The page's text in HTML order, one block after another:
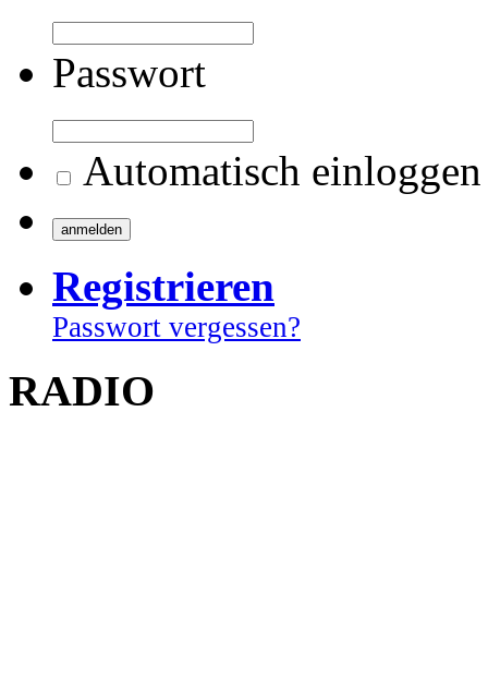
Passwort
Automatisch einloggen
Registrieren
Passwort vergessen?
RADIO